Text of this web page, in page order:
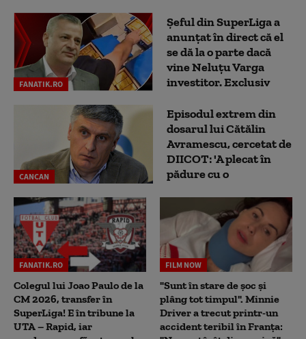
FANATIK.RO
Șeful din SuperLiga a
anunțat în direct că el
se dă la o parte dacă
vine Neluțu Varga
investitor. Exclusiv
CANCAN
Episodul extrem din
dosarul lui Cătălin
Avramescu, cercetat de
DIICOT: 'A plecat în
pădure cu o
FANATIK.RO
Colegul lui Joao Paulo de la
CM 2026, transfer în
SuperLiga! E în tribune la
UTA – Rapid, iar
FILM NOW
"Sunt în stare de șoc și
plâng tot timpul". Minnie
Driver a trecut printr-un
accident teribil în Franța: